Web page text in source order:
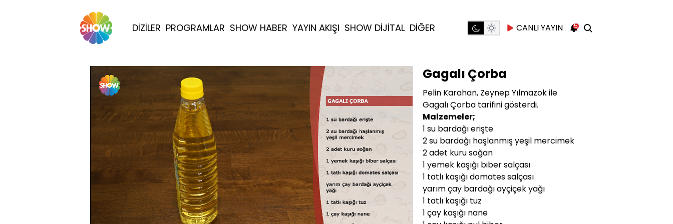
DİZİLER PROGRAMLAR SHOW HABER YAYIN AKIŞI SHOW DİJİTAL DİĞER CANLI YAYIN 5
Yüklendi
Gagalı Çorba
Pelin Karahan, Zeynep Yılmazok ile
Gagalı Çorba tarifini gösterdi.
Malzemeler;
1 su bardağı erişte
2 su bardağı haşlanmış yeşil mercimek
2 adet kuru soğan
1 yemek kaşığı biber salçası
1 tatlı kaşığı domates salçası
yarım çay bardağı ayçiçek yağı
1 tatlı kaşığı tuz
1 çay kaşığı nane